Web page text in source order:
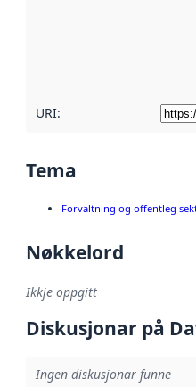
URI:
Tema
Forvaltning og offentleg
Nøkkelord
Ikkje oppgitt
Diskusjonar på
Ingen diskusjonar funne